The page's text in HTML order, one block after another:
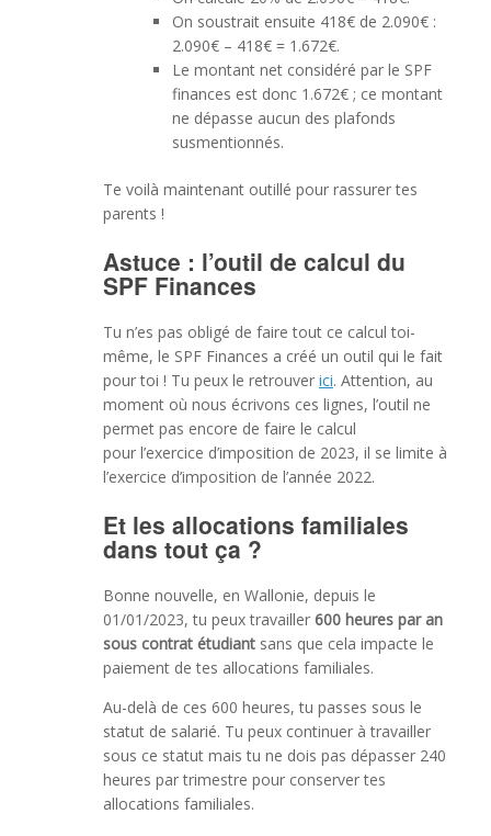
On soustrait ensuite 418€ de 2.090€ :
2.090€ – 418€ = 1.672€.
Le montant net considéré par le SPF
finances est donc 1.672€ ; ce montant
ne dépasse aucun des plafonds
susmentionnés.
Te voilà maintenant outillé pour rassurer tes
parents !
Astuce : l’outil de calcul du
SPF Finances
Tu n’es pas obligé de faire tout ce calcul toi-
même, le SPF Finances a créé un outil qui le fait
pour toi ! Tu peux le retrouver ici. Attention, au
moment où nous écrivons ces lignes, l’outil ne
permet pas encore de faire le calcul
pour l’exercice d’imposition de 2023, il se limite à
l’exercice d’imposition de l’année 2022.
Et les allocations familiales
dans tout ça ?
Bonne nouvelle, en Wallonie, depuis le
01/01/2023, tu peux travailler 600 heures par an
sous contrat étudiant sans que cela impacte le
paiement de tes allocations familiales.
Au-delà de ces 600 heures, tu passes sous le
statut de salarié. Tu peux continuer à travailler
sous ce statut mais tu ne dois pas dépasser 240
heures par trimestre pour conserver tes
allocations familiales.